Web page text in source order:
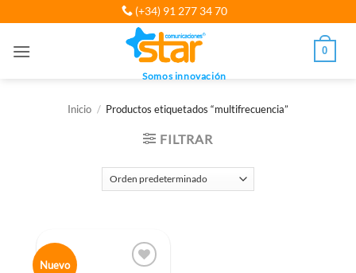
al
(+34) 91 277 34 70
Somos innovación
0
Inicio / Productos etiquetados “multifrecuencia”
FILTRAR
Nuevo